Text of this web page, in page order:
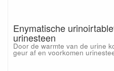
Enymatische
urinesteen
Door de warmte van de urine
geur af en voorkomen